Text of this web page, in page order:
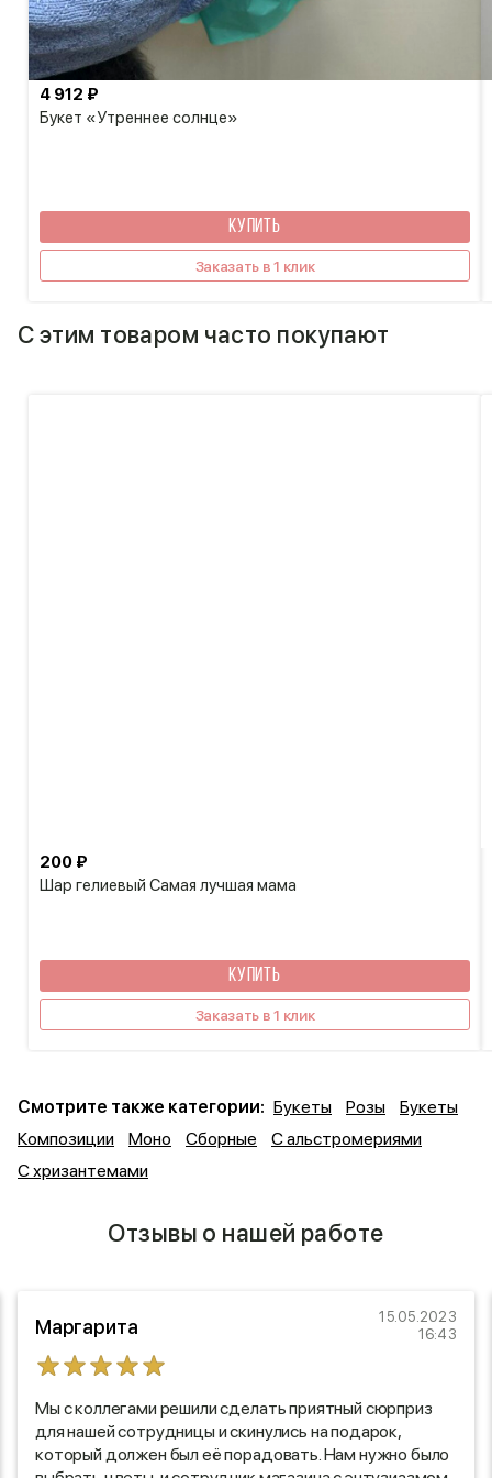
Букет «Утреннее солнце»
4 912 ₽
КУПИТЬ
Заказать в 1 клик
С этим товаром часто покупают
Шар гелиевый Самая лучшая мама
200 ₽
КУПИТЬ
Заказать в 1 клик
Смотрите также категории: Букеты Розы
Букеты
Композиции
Моно Сборные
С альстромериями
С хризантемами
Отзывы о нашей работе
Маргарита
15.05.2023
16:43
Мы с коллегами решили сделать приятный сюрприз
для нашей сотрудницы и скинулись на подарок,
который должен был её порадовать. Нам нужно было